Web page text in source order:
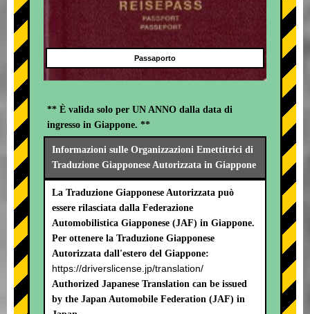
Passaporto
** È valida solo per UN ANNO dalla data di
ingresso in Giappone. **
Informazioni sulle Organizzazioni Emettitrici di
Traduzione Giapponese Autorizzata in Giappone
La Traduzione Giapponese Autorizzata può
essere rilasciata dalla Federazione
Automobilistica Giapponese (JAF) in Giappone.
Per ottenere la Traduzione Giapponese
Autorizzata dall'estero del Giappone:
https://driverslicense.jp/translation/
Authorized Japanese Translation can be issued
by the Japan Automobile Federation (JAF) in